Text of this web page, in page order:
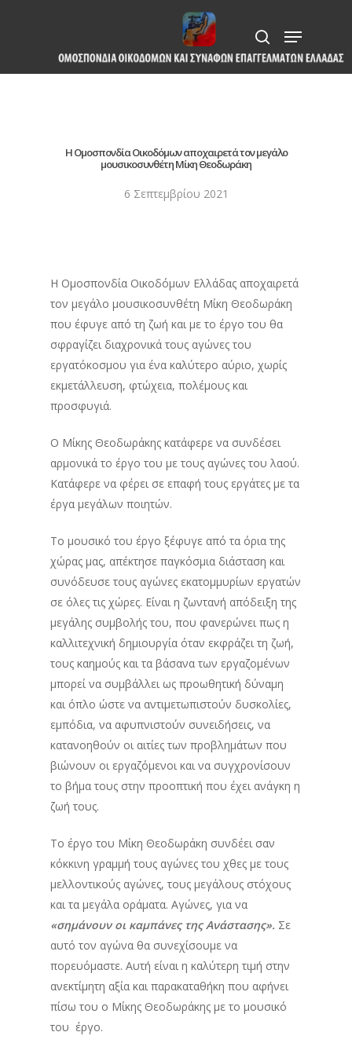
content
search
Menu
Η Ομοσπονδία Οικοδόμων αποχαιρετά τον μεγάλο
μουσικοσυνθέτη Μίκη Θεοδωράκη
6 Σεπτεμβρίου 2021
Η Ομοσπονδία Οικοδόμων Ελλάδας αποχαιρετά
τον μεγάλο μουσικοσυνθέτη Μίκη Θεοδωράκη
που έφυγε από τη ζωή και με το έργο του θα
σφραγίζει διαχρονικά τους αγώνες του
εργατόκοσμου για ένα καλύτερο αύριο, χωρίς
εκμετάλλευση, φτώχεια, πολέμους και
προσφυγιά.
Ο Μίκης Θεοδωράκης κατάφερε να συνδέσει
αρμονικά το έργο του με τους αγώνες του λαού.
Κατάφερε να φέρει σε επαφή τους εργάτες με τα
έργα μεγάλων ποιητών.
Το μουσικό του έργο ξέφυγε από τα όρια της
χώρας μας, απέκτησε παγκόσμια διάσταση και
συνόδευσε τους αγώνες εκατομμυρίων εργατών
σε όλες τις χώρες. Είναι η ζωντανή απόδειξη της
μεγάλης συμβολής του, που φανερώνει πως η
καλλιτεχνική δημιουργία όταν εκφράζει τη ζωή,
τους καημούς και τα βάσανα των εργαζομένων
μπορεί να συμβάλλει ως προωθητική δύναμη
και όπλο ώστε να αντιμετωπιστούν δυσκολίες,
εμπόδια, να αφυπνιστούν συνειδήσεις, να
κατανοηθούν οι αιτίες των προβλημάτων που
βιώνουν οι εργαζόμενοι και να συγχρονίσουν
το βήμα τους στην προοπτική που έχει ανάγκη η
ζωή τους.
Το έργο του Μίκη Θεοδωράκη συνδέει σαν
κόκκινη γραμμή τους αγώνες του χθες με τους
μελλοντικούς αγώνες, τους μεγάλους στόχους
και τα μεγάλα οράματα. Αγώνες, για να
«σημάνουν οι καμπάνες της Ανάστασης». Σε
αυτό τον αγώνα θα συνεχίσουμε να
πορευόμαστε. Αυτή είναι η καλύτερη τιμή στην
ανεκτίμητη αξία και παρακαταθήκη που αφήνει
πίσω του ο Μίκης Θεοδωράκης με το μουσικό
του έργο.